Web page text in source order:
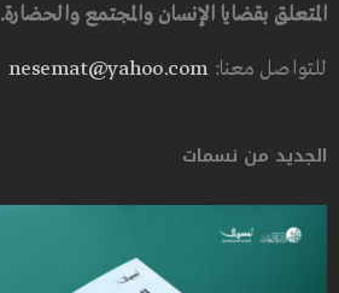
المتعلق بقضايا الإنسان والمجتمع والحضارة.
للتواصل معنا:nesemat@yahoo.com
الجديد من نسمات